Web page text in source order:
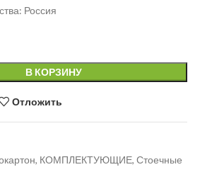
Россия
В КОРЗИНУ
Отложить
, КОМПЛЕКТУЮЩИЕ, Стоечные